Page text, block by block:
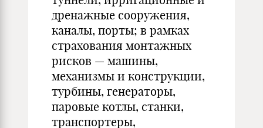
дренажные сооружения,
каналы, порты; в рамках
страхования монтажных
рисков — машины,
механизмы и конструкции,
турбины, генераторы,
паровые котлы, станки,
транспортеры,